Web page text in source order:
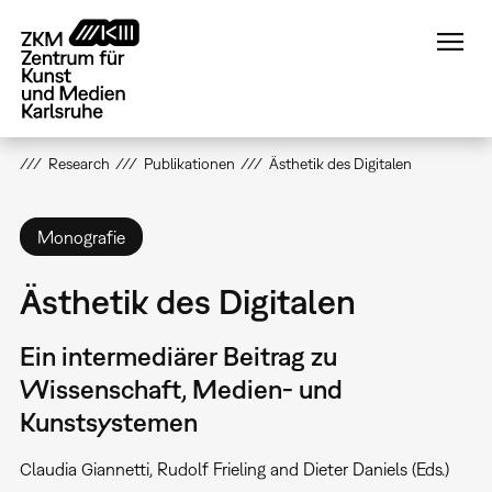
zum
Inhalt
Research Publikationen Ästhetik des Digitalen
Monografie
Ästhetik des Digitalen
Ein intermediärer Beitrag zu
Wissenschaft, Medien- und
Kunstsystemen
Claudia Giannetti, Rudolf Frieling and Dieter Daniels (Eds.)